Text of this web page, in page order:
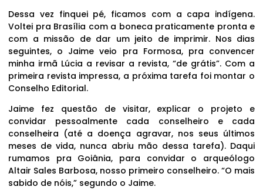
Dessa vez finquei pé, ficamos com a capa indígena.
Voltei pra Brasília com a boneca praticamente pronta e
com a missão de dar um jeito de imprimir. Nos dias
seguintes, o Jaime veio pra Formosa, pra convencer
minha irmã Lúcia a revisar a revista, “de grátis”. Com a
primeira revista impressa, a próxima tarefa foi montar o
Conselho Editorial.
Jaime fez questão de visitar, explicar o projeto e
convidar pessoalmente cada conselheiro e cada
conselheira (até a doença agravar, nos seus últimos
meses de vida, nunca abriu mão dessa tarefa). Daqui
rumamos pra Goiânia, para convidar o arqueólogo
Altair Sales Barbosa, nosso primeiro conselheiro. “O mais
sabido de nóis,” segundo o Jaime.